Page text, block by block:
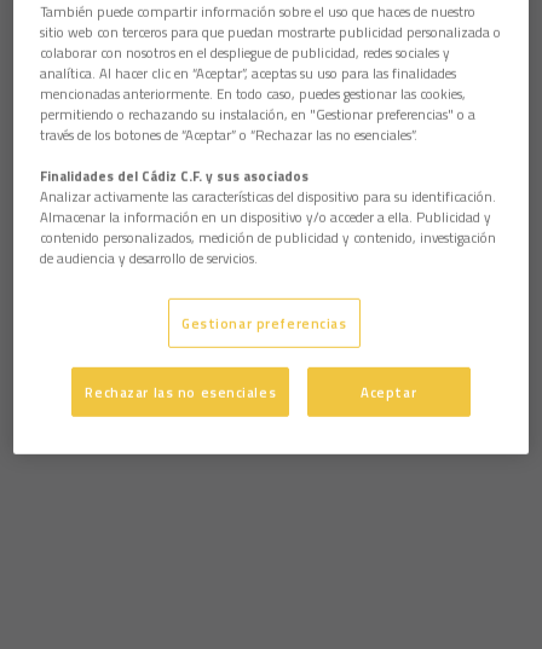
También puede compartir información sobre el uso que haces de nuestro
sitio web con terceros para que puedan mostrarte publicidad personalizada o
colaborar con nosotros en el despliegue de publicidad, redes sociales y
analítica. Al hacer clic en “Aceptar”, aceptas su uso para las finalidades
mencionadas anteriormente. En todo caso, puedes gestionar las cookies,
permitiendo o rechazando su instalación, en "Gestionar preferencias" o a
través de los botones de “Aceptar” o “Rechazar las no esenciales”.
Finalidades del Cádiz C.F. y sus asociados
Analizar activamente las características del dispositivo para su identificación.
Almacenar la información en un dispositivo y/o acceder a ella. Publicidad y
contenido personalizados, medición de publicidad y contenido, investigación
de audiencia y desarrollo de servicios.
Gestionar preferencias
Rechazar las no esenciales Aceptar